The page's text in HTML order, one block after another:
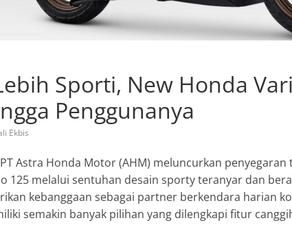
Sporti, New Honda
Penggunanya
Ekbis
Astra Honda Motor (AHM) meluncurkan
125 melalui sentuhan desain sporty teranyar dan
kebanggaan sebagai partner berkendara harian
semakin banyak pilihan yang dilengkapi fitur